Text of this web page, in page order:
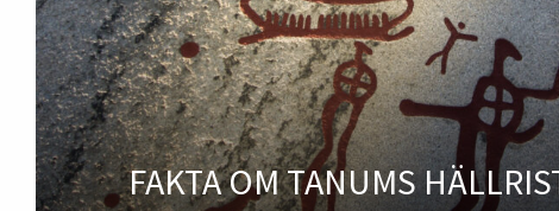
FAKTA OM TANUMS